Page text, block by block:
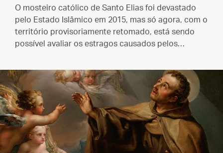
O mosteiro católico de Santo Elias foi devastado
pelo Estado Islâmico em 2015, mas só agora, com o
território provisoriamente retomado, está sendo
possível avaliar os estragos causados pelos